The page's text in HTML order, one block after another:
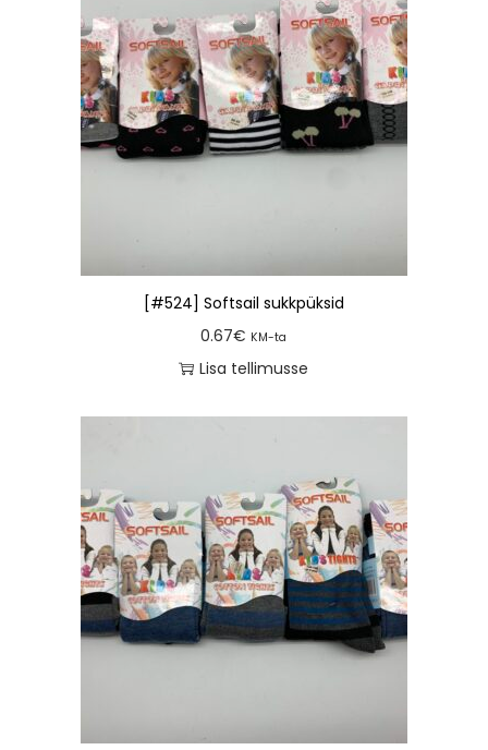
[#524] Softsail sukkpüksid
0.67€ KM-ta
Lisa tellimusse